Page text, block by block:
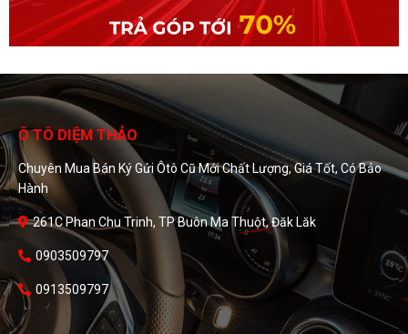
Ô TÔ DIỆM THẢO
Chuyên Mua Bán Ký Gửi Ôtô Cũ Mới Chất Lượng, Giá Tốt, Có Bảo
Hành
261C Phan Chu Trinh, TP Buôn Ma Thuột, Đăk Lăk
0903509797
0913509797